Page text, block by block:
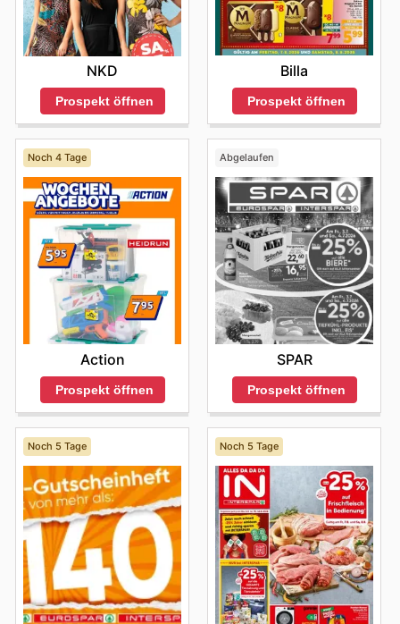
NKD
Prospekt öffnen
Billa
Prospekt öffnen
Noch 4 Tage
Action
Prospekt öffnen
Abgelaufen
SPAR
Prospekt öffnen
Noch 5 Tage Noch 5 Tage